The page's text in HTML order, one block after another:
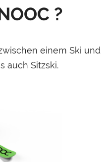
?
einem Ski und
auch Sitzski.